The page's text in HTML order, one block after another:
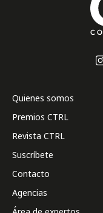
Quienes somos
Premios CTRL
Revista CTRL
Suscríbete
Contacto
Agencias